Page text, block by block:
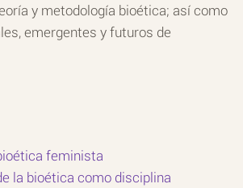
y metodología bioética; así como
emergentes y futuros de
feminista
la bioética como disciplina